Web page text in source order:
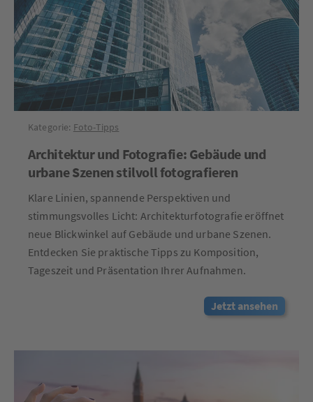
Kategorie: Foto-Tipps
Architektur und Fotografie: Gebäude und
urbane Szenen stilvoll fotografieren
Klare Linien, spannende Perspektiven und
stimmungsvolles Licht: Architekturfotografie eröffnet
neue Blickwinkel auf Gebäude und urbane Szenen.
Entdecken Sie praktische Tipps zu Komposition,
Tageszeit und Präsentation Ihrer Aufnahmen.
Jetzt ansehen